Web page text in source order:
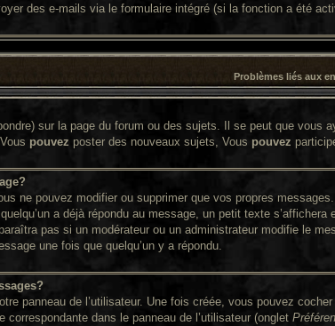
des e-mails via le formulaire intégré (si la fonction a été
Problèmes liés aux
sur la page du forum ou des sujets. Il se peut que
pouvez poster des nouveaux sujets, Vous pouvez
ne pouvez modifier ou supprimer que vos propres
a déjà répondu au message, un petit texte
pas si un modérateur ou un administrateur modifie le
une fois que quelqu’un y a répondu.
panneau de l’utilisateur. Une fois créée, vous pouvez cocher
dans le panneau de l’utilisateur (onglet